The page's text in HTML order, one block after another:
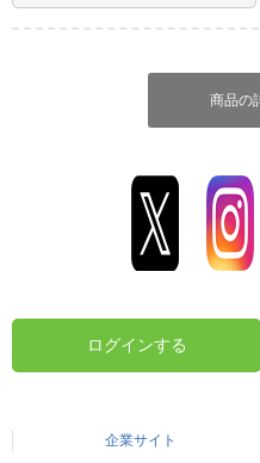
商品の
ログインする
企業サイト